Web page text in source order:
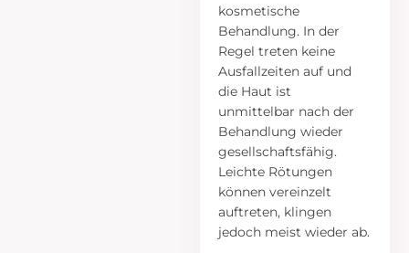
kosmetische
Behandlung. In der
Regel treten keine
Ausfallzeiten auf und
die Haut ist
unmittelbar nach der
Behandlung wieder
gesellschaftsfähig.
Leichte Rötungen
können vereinzelt
auftreten, klingen
jedoch meist wieder ab.